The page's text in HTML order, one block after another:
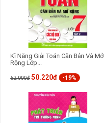
Kĩ Năng Giải Toán Căn Bản Và Mở
Rộng Lớp...
62.000đ 50.220đ -19%